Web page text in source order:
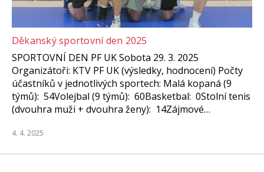
Děkanský sportovní den 2025
SPORTOVNÍ DEN PF UK Sobota 29. 3. 2025
Organizátoři: KTV PF UK (výsledky, hodnocení) Počty
účastníků v jednotlivých sportech: Malá kopaná (9
týmů): 54Volejbal (9 týmů): 60Basketbal: 0Stolní tenis
(dvouhra muži + dvouhra ženy): 14Zájmové…
4. 4. 2025